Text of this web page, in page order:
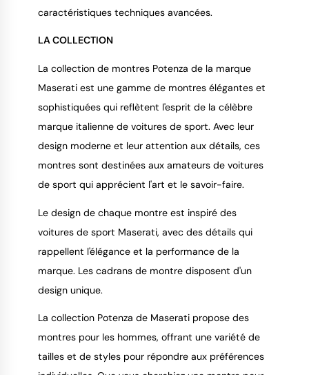
caractéristiques techniques avancées.
LA COLLECTION
La collection de montres Potenza de la marque
Maserati est une gamme de montres élégantes et
sophistiquées qui reflètent l'esprit de la célèbre
marque italienne de voitures de sport. Avec leur
design moderne et leur attention aux détails, ces
montres sont destinées aux amateurs de voitures
de sport qui apprécient l'art et le savoir-faire.
Le design de chaque montre est inspiré des
voitures de sport Maserati, avec des détails qui
rappellent l'élégance et la performance de la
marque. Les cadrans de montre disposent d'un
design unique.
La collection Potenza de Maserati propose des
montres pour les hommes, offrant une variété de
tailles et de styles pour répondre aux préférences